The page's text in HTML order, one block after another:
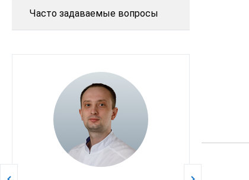
Часто задаваемые вопросы